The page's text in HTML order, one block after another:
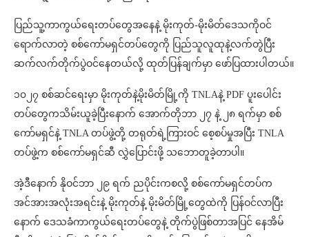
ပြည်သူ့ကာကွယ်ရေးတပ်တွေအနေနဲ့ မိုးကုတ်-မိုးမိတ်ဒေသကိုဝင်
ရောက်လာတဲ့ စစ်ကော်မရှင်တပ်တွေကို ပြည်သူလူထုနဲ့လက်တွဲပြီး
ဆက်လက်တိုက်ပွဲဝင်နေတယ်လို့ ထုတ်ပြန်ချက်မှာ ဖော်ပြထားပါတယ်။
၁၀၂၇ စစ်ဆင်ရေးမှာ မိုးကုတ်နဲ့မိုးမိတ်မြို့ကို TNLAနဲ့ PDF ပူးပေါင်း
တပ်တွေကသိမ်းယူခဲ့ပြီးနောက် အောက်တိုဘာ ၂၇ နဲ့ ၂၈ ရက်မှာ စစ်
ကော်မရှင်နဲ့ TNLA တပ်ဖွဲ့တို့ တရုတ်ရဲ့ကြားဝင် စေ့စပ်မှုအပြီး TNLA
တပ်ဖွဲ့က စစ်ကော်မရှင်ဆီ လွှဲပြောင်းဖို့ သဘောတူခဲ့တာပါ။
အဲ့ဒီနောက် နိုဝင်ဘာ ၂၉ ရက် ညပိုင်းကစလို့ စစ်ကော်မရှင်တပ်က
အင်အားအလုံးအရင်းနဲ့ မိုးကုတ်နဲ့ မိုးမိတ်မြို့တွေထဲကို ပြန်ဝင်လာပြီး
နောက် ဒေသခံကာကွယ်ရေးတပ်တွေနဲ့ တိုက်ပွဲဖြစ်တာအပြင် နေအိမ်